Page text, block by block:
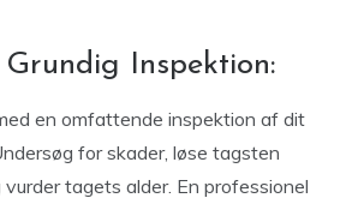
Grundig Inspektion:
en omfattende inspektion af dit
for skader, løse tagsten
tagets alder. En professionel